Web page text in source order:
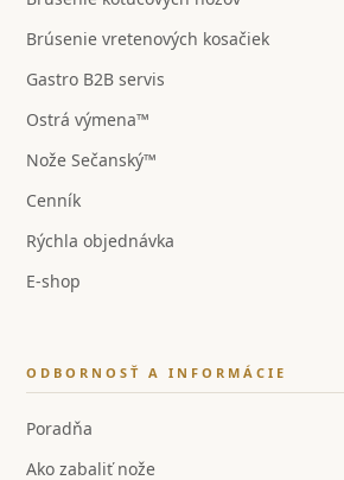
Brúsenie vretenových kosačiek
Gastro B2B servis
Ostrá výmena™
Nože Sečanský™
Cenník
Rýchla objednávka
E-shop
ODBORNOSŤ A INFORMÁCIE
Poradňa
Ako zabaliť nože